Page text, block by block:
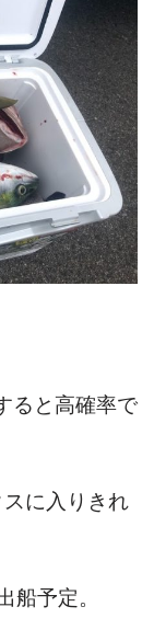
ると高確率で
に入りきれ
船予定。